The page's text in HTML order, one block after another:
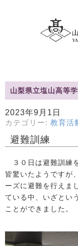
山梨県立塩山高等
2023年9月1日
カテゴリー: 教育活
避難訓練
３０日は避難訓練
皆驚いたようですが
ーズに避難を行えま
ている中、いざとい
ことができました。